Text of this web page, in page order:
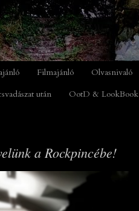
Filmajánló Olvasnivaló
után OotD & LookBook
a Rockpincébe!